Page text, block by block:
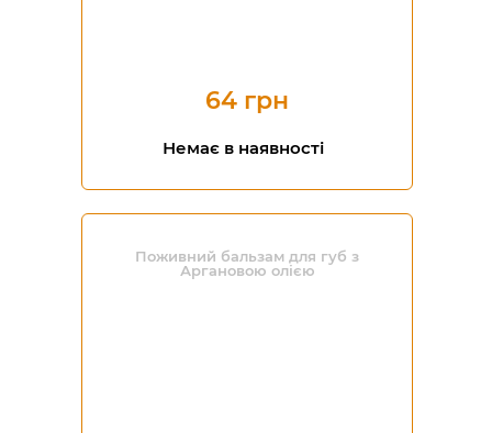
64 грн
Немає в наявності
Поживний бальзам для губ з
Аргановою олією